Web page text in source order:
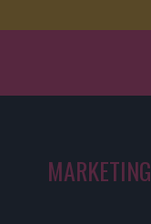
MARKETING